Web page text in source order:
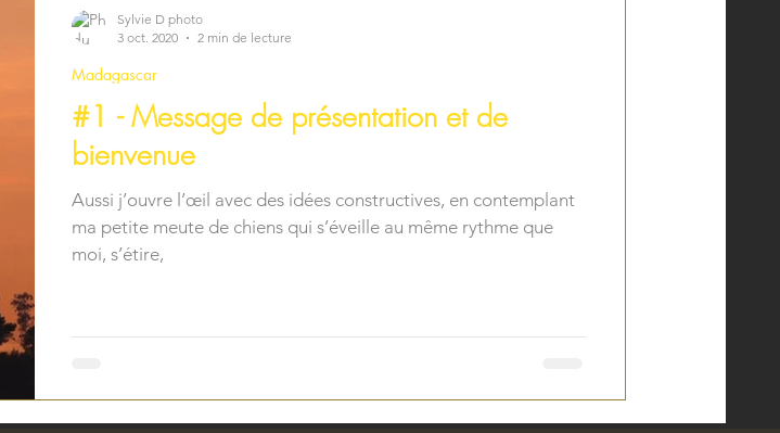
#1 - Message de présentation et de
bienvenue
Aussi j’ouvre l’œil avec des idées constructives, en contemplant
ma petite meute de chiens qui s’éveille au même rythme que
moi, s’étire,
Madagascar
Sylvie D photo
3 oct. 2020
2 min de lecture